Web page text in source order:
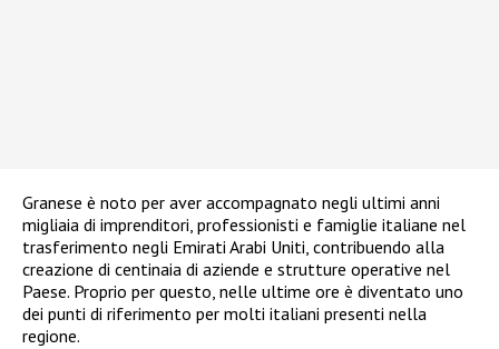
Granese è noto per aver accompagnato negli ultimi anni
migliaia di imprenditori, professionisti e famiglie italiane nel
trasferimento negli Emirati Arabi Uniti, contribuendo alla
creazione di centinaia di aziende e strutture operative nel
Paese. Proprio per questo, nelle ultime ore è diventato uno
dei punti di riferimento per molti italiani presenti nella
regione.